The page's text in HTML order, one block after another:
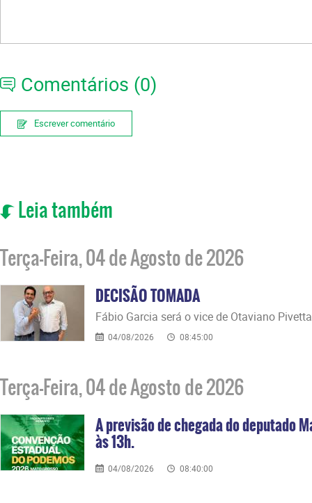
Comentários (0)
Escrever comentário
Leia também
Terça-Feira, 04 de Agosto de 2026
DECISÃO TOMADA
Fábio Garcia será o vice de Otaviano Pivetta
04/08/2026 08:45:00
Terça-Feira, 04 de Agosto de 2026
A previsão de chegada do deputado
às 13h.
04/08/2026 08:40:00